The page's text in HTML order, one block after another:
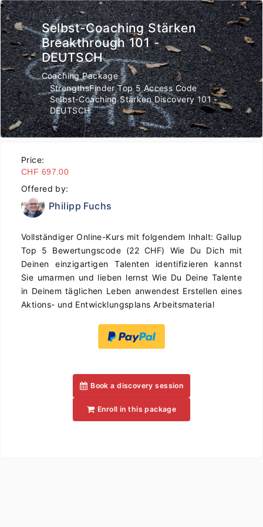
Selbst-Coaching Stärken
Breakthrough 101 -
DEUTSCH
Coaching Package
StrengthsFinder Top 5 Access Code
Selbst-Coaching Stärken Discovery 101 -
DEUTSCH
Offered by:
Philipp Fuchs
Price:
CHF 697.00
Vollständiger Online-Kurs mit folgendem Inhalt: Gallup
Top 5 Bewertungscode (22 CHF) Wie Du Dich mit
Deinen einzigartigen Talenten identifizieren kannst
Sie umarmen und lieben lernst Wie Du Deine Talente
in Deinem täglichen Leben anwendest Erstellen eines
Aktions- und Entwicklungsplans Arbeitsmaterial
Book a discovery session
Enroll in this package